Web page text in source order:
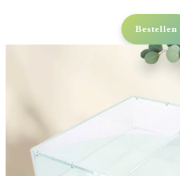
Bestellen